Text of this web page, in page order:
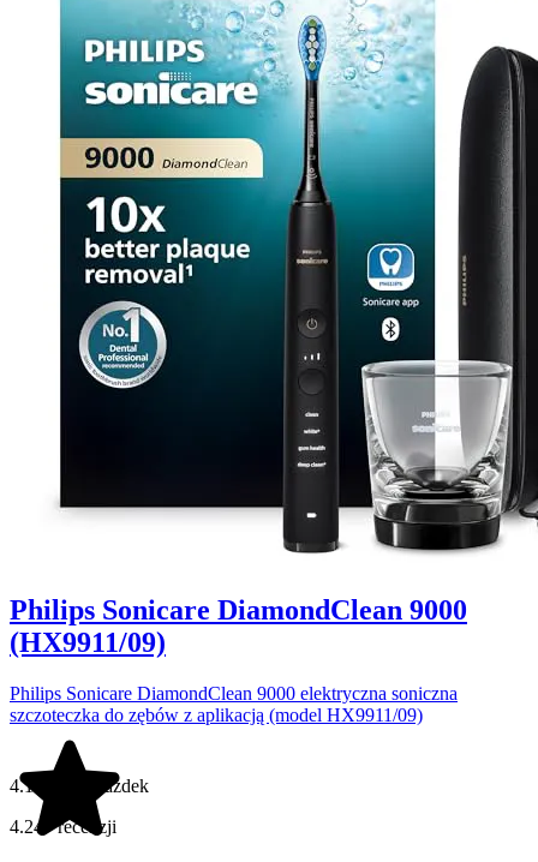
Philips Sonicare DiamondClean 9000
(HX9911/09)
Philips Sonicare DiamondClean 9000 elektryczna soniczna
szczoteczka do zębów z aplikacją (model HX9911/09)
4.1 na 5 gwiazdek
4.247 recenzji